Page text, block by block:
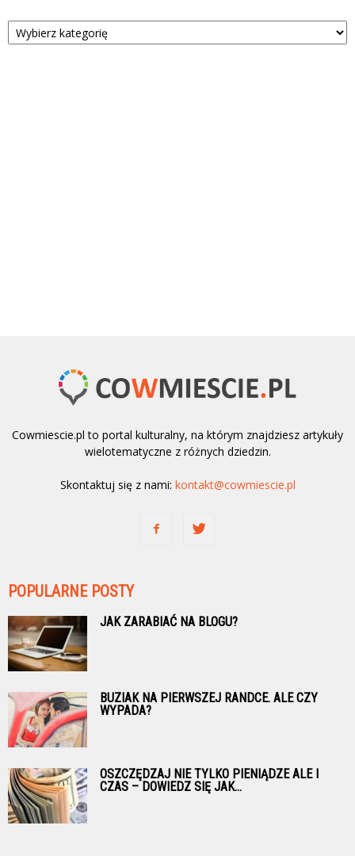
Kategorie
Cowmiescie.pl to portal kulturalny, na którym znajdziesz artykuły
wielotematyczne z różnych dziedzin.
Skontaktuj się z nami: kontakt@cowmiescie.pl
POPULARNE POSTY
JAK ZARABIAĆ NA BLOGU?
BUZIAK NA PIERWSZEJ RANDCE. ALE CZY
WYPADA?
OSZCZĘDZAJ NIE TYLKO PIENIĄDZE ALE I
CZAS – DOWIEDZ SIĘ JAK...